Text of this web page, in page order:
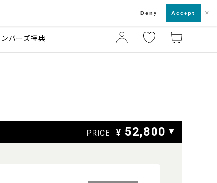
ンバーズ特典
PRICE ¥ 52,800 ▼
Deny Accept ×